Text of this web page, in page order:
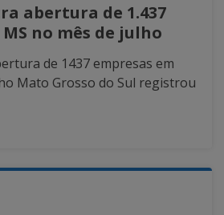
abertura de 1.437
no mês de julho
de 1437 empresas em
Mato Grosso do Sul registrou